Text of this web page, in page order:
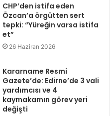
CHP’den istifa eden
Özcan’a örgütten sert
tepki: “Yüreğin varsa istifa
et”
26 Haziran 2026
Kararname Resmi
Gazete’de: Edirne’de 3 vali
yardımcısı ve 4
kaymakamın görev yeri
değişti